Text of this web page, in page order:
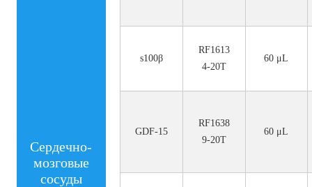
Сердечно-
мозговые
сосуды
s100β
RF1613
4-20T
60 μL
GDF-15
RF1638
9-20T
60 μL